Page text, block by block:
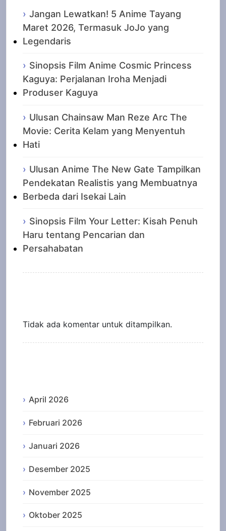
Jangan Lewatkan! 5 Anime Tayang
Maret 2026, Termasuk JoJo yang
Legendaris
Sinopsis Film Anime Cosmic Princess
Kaguya: Perjalanan Iroha Menjadi
Produser Kaguya
Ulusan Chainsaw Man Reze Arc The
Movie: Cerita Kelam yang Menyentuh
Hati
Ulusan Anime The New Gate Tampilkan
Pendekatan Realistis yang Membuatnya
Berbeda dari Isekai Lain
Sinopsis Film Your Letter: Kisah Penuh
Haru tentang Pencarian dan
Persahabatan
Tidak ada komentar untuk ditampilkan.
April 2026
Februari 2026
Januari 2026
Desember 2025
November 2025
Oktober 2025